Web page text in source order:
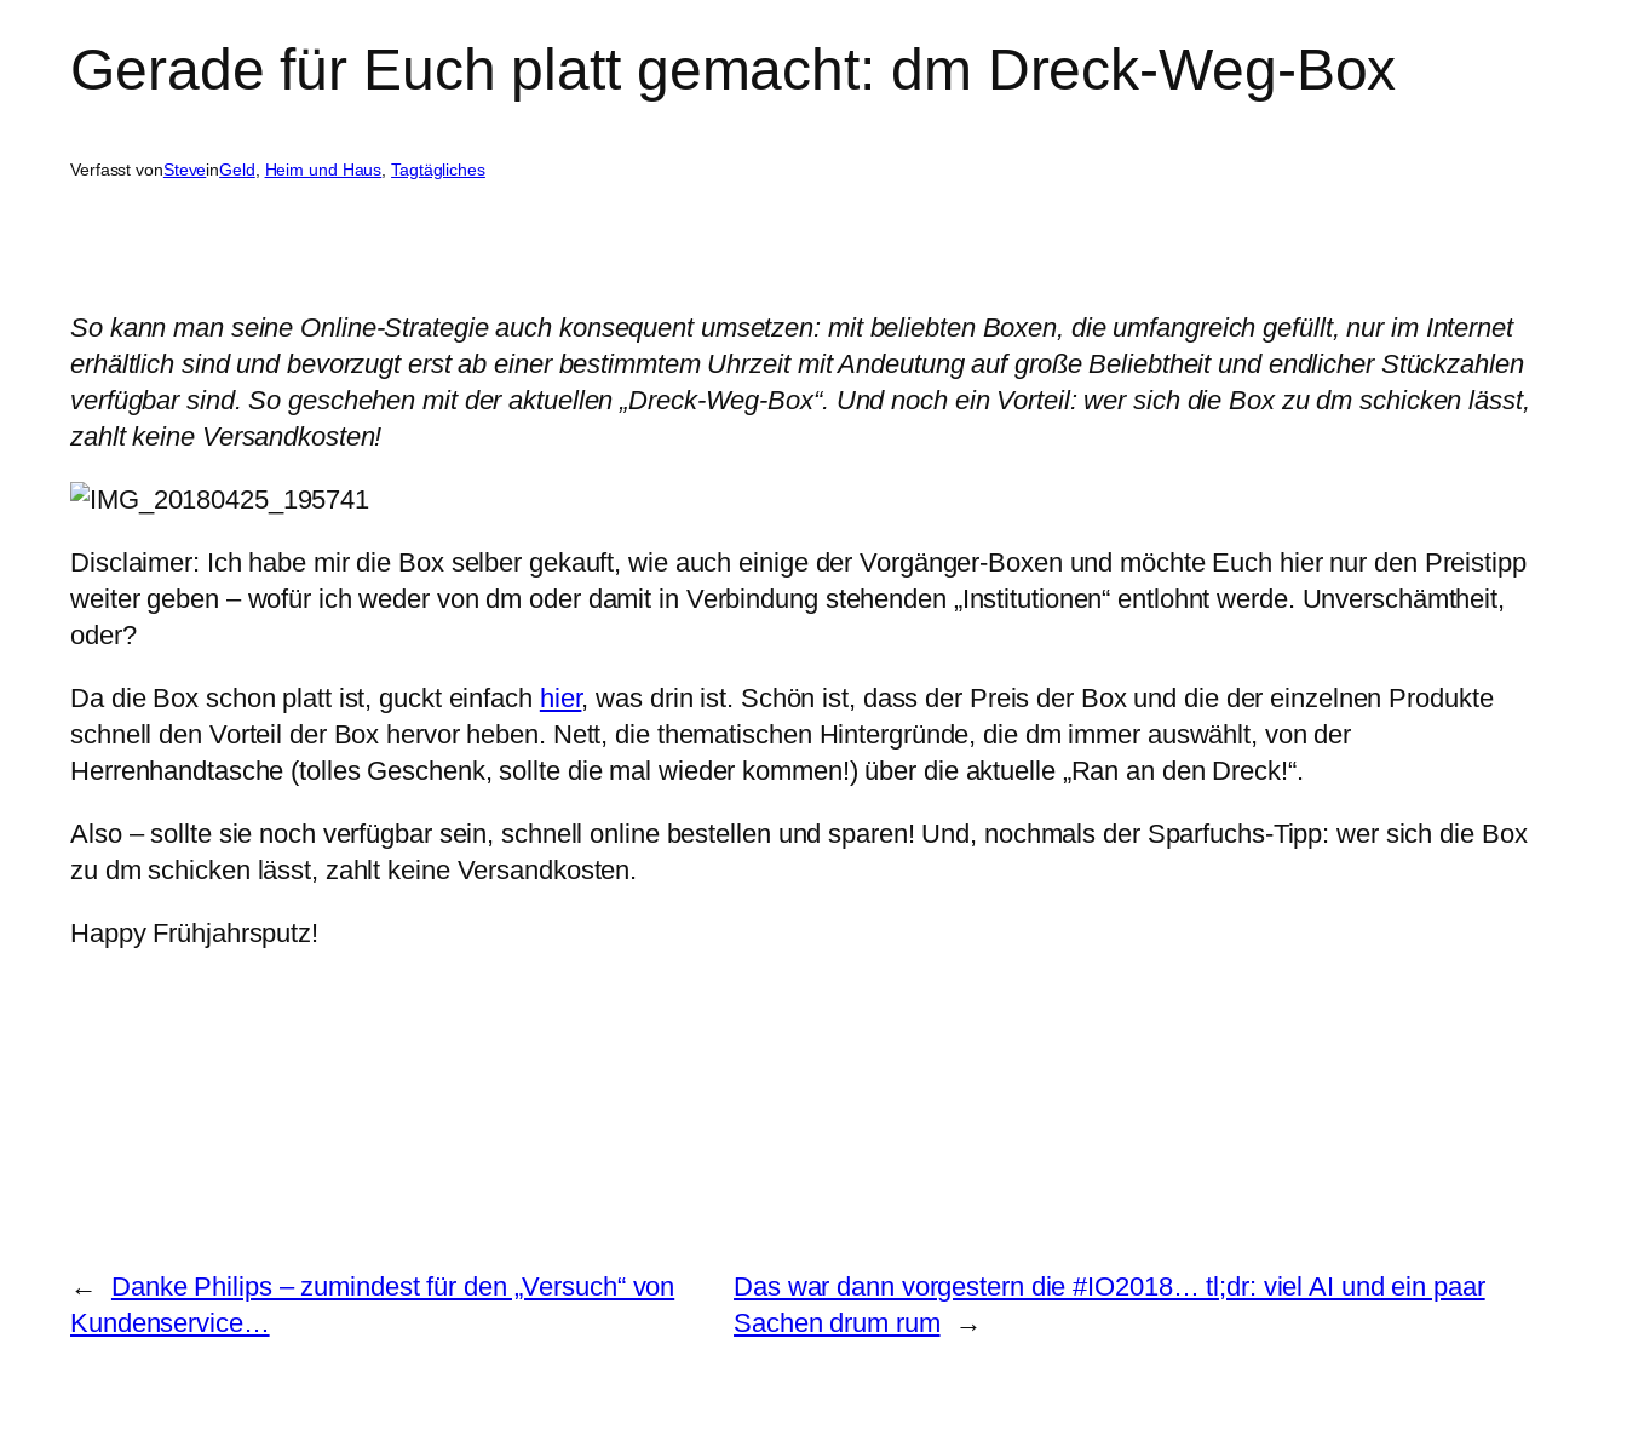
Gerade für Euch platt gemacht: dm Dreck-Weg-Box
Verfasst vonSteveinGeld, Heim und Haus, Tagtägliches
So kann man seine Online-Strategie auch konsequent umsetzen: mit beliebten Boxen, die umfangreich gefüllt, nur im Internet
erhältlich sind und bevorzugt erst ab einer bestimmtem Uhrzeit mit Andeutung auf große Beliebtheit und endlicher Stückzahlen
verfügbar sind. So geschehen mit der aktuellen „Dreck-Weg-Box“. Und noch ein Vorteil: wer sich die Box zu dm schicken lässt,
zahlt keine Versandkosten!
Disclaimer: Ich habe mir die Box selber gekauft, wie auch einige der Vorgänger-Boxen und möchte Euch hier nur den Preistipp
weiter geben – wofür ich weder von dm oder damit in Verbindung stehenden „Institutionen“ entlohnt werde. Unverschämtheit,
oder?
Da die Box schon platt ist, guckt einfach hier, was drin ist. Schön ist, dass der Preis der Box und die der einzelnen Produkte
schnell den Vorteil der Box hervor heben. Nett, die thematischen Hintergründe, die dm immer auswählt, von der
Herrenhandtasche (tolles Geschenk, sollte die mal wieder kommen!) über die aktuelle „Ran an den Dreck!“.
Also – sollte sie noch verfügbar sein, schnell online bestellen und sparen! Und, nochmals der Sparfuchs-Tipp: wer sich die Box
zu dm schicken lässt, zahlt keine Versandkosten.
Happy Frühjahrsputz!
←
Danke Philips – zumindest für den „Versuch“ von
Kundenservice…
Das war dann vorgestern die #IO2018… tl;dr: viel AI und ein paar
Sachen drum rum
→